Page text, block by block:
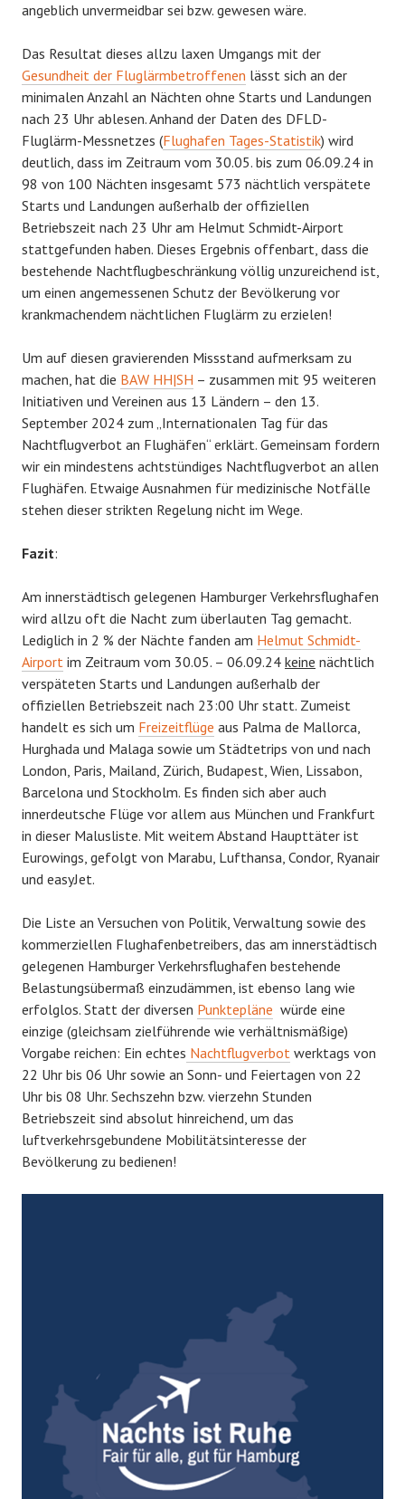
angeblich unvermeidbar sei bzw. gewesen wäre.
Das Resultat dieses allzu laxen Umgangs mit der
Gesundheit der Fluglärmbetroffenen lässt sich an der
minimalen Anzahl an Nächten ohne Starts und Landungen
nach 23 Uhr ablesen. Anhand der Daten des DFLD-
Fluglärm-Messnetzes (Flughafen Tages-Statistik) wird
deutlich, dass im Zeitraum vom 30.05. bis zum 06.09.24 in
98 von 100 Nächten insgesamt 573 nächtlich verspätete
Starts und Landungen außerhalb der offiziellen
Betriebszeit nach 23 Uhr am Helmut Schmidt-Airport
stattgefunden haben. Dieses Ergebnis offenbart, dass die
bestehende Nachtflugbeschränkung völlig unzureichend ist,
um einen angemessenen Schutz der Bevölkerung vor
krankmachendem nächtlichen Fluglärm zu erzielen!
Um auf diesen gravierenden Missstand aufmerksam zu
machen, hat die BAW HH|SH – zusammen mit 95 weiteren
Initiativen und Vereinen aus 13 Ländern – den 13.
September 2024 zum „Internationalen Tag für das
Nachtflugverbot an Flughäfen“ erklärt. Gemeinsam fordern
wir ein mindestens achtstündiges Nachtflugverbot an allen
Flughäfen. Etwaige Ausnahmen für medizinische Notfälle
stehen dieser strikten Regelung nicht im Wege.
Fazit:
Am innerstädtisch gelegenen Hamburger Verkehrsflughafen
wird allzu oft die Nacht zum überlauten Tag gemacht.
Lediglich in 2 % der Nächte fanden am Helmut Schmidt-
Airport im Zeitraum vom 30.05. – 06.09.24 keine nächtlich
verspäteten Starts und Landungen außerhalb der
offiziellen Betriebszeit nach 23:00 Uhr statt. Zumeist
handelt es sich um Freizeitflüge aus Palma de Mallorca,
Hurghada und Malaga sowie um Städtetrips von und nach
London, Paris, Mailand, Zürich, Budapest, Wien, Lissabon,
Barcelona und Stockholm. Es finden sich aber auch
innerdeutsche Flüge vor allem aus München und Frankfurt
in dieser Malusliste. Mit weitem Abstand Haupttäter ist
Eurowings, gefolgt von Marabu, Lufthansa, Condor, Ryanair
und easyJet.
Die Liste an Versuchen von Politik, Verwaltung sowie des
kommerziellen Flughafenbetreibers, das am innerstädtisch
gelegenen Hamburger Verkehrsflughafen bestehende
Belastungsübermaß einzudämmen, ist ebenso lang wie
erfolglos. Statt der diversen Punktepläne würde eine
einzige (gleichsam zielführende wie verhältnismäßige)
Vorgabe reichen: Ein echtes Nachtflugverbot werktags von
22 Uhr bis 06 Uhr sowie an Sonn- und Feiertagen von 22
Uhr bis 08 Uhr. Sechszehn bzw. vierzehn Stunden
Betriebszeit sind absolut hinreichend, um das
luftverkehrsgebundene Mobilitätsinteresse der
Bevölkerung zu bedienen!